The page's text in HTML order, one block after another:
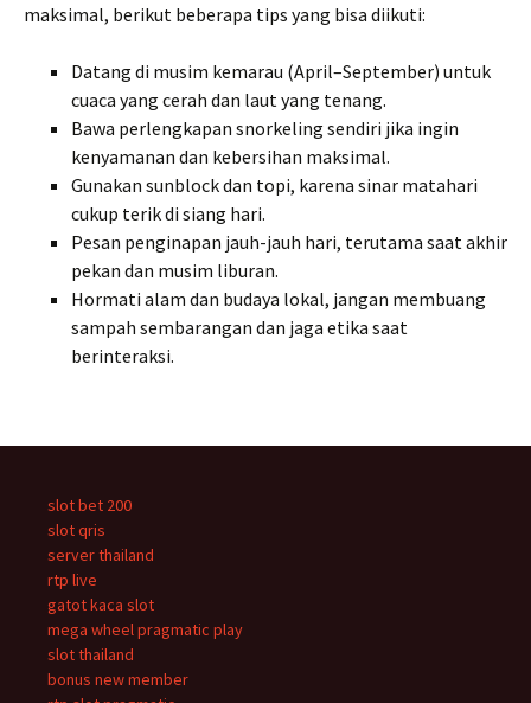
maksimal, berikut beberapa tips yang bisa diikuti:
Datang di musim kemarau (April–September) untuk
cuaca yang cerah dan laut yang tenang.
Bawa perlengkapan snorkeling sendiri jika ingin
kenyamanan dan kebersihan maksimal.
Gunakan sunblock dan topi, karena sinar matahari
cukup terik di siang hari.
Pesan penginapan jauh-jauh hari, terutama saat akhir
pekan dan musim liburan.
Hormati alam dan budaya lokal, jangan membuang
sampah sembarangan dan jaga etika saat
berinteraksi.
slot bet 200
slot qris
server thailand
rtp live
gatot kaca slot
mega wheel pragmatic play
slot thailand
bonus new member